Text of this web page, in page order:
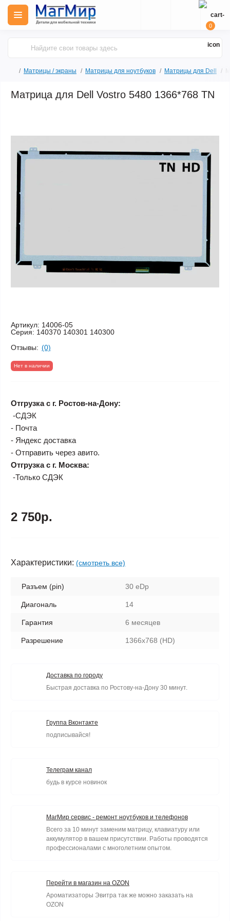
0
Матрицы / экраны Матрицы для ноутбуков Матрицы для Dell
Матрица для Dell Vostro 5480 1366*768 TN
Артикул: 14006-05
Серия: 140370 140301 140300
Отзывы: (0)
Нет в наличии
Отгрузка с г. Ростов-на-Дону:
-СДЭК
- Почта
- Яндекс доставка
- Отправить через авито.
Отгрузка с г. Москва:
-Только СДЭК
2 750р.
Характеристики: (смотреть все)
Разъем (pin) 30 eDp
Диагональ 14
Гарантия 6 месяцев
Разрешение 1366x768 (HD)
Доставка по городу
Быстрая доставка по Ростову-на-Дону 30 минут.
Группа Вконтакте
подписывайся!
Телеграм канал
будь в курсе новинок
МагМир сервис - ремонт ноутбуков и телефонов
Всего за 10 минут заменим матрицу, клавиатуру или
аккумулятор в вашем присутствии. Работы проводятся
профессионалами с многолетним опытом.
Перейти в магазин на OZON
Ароматизаторы Эвитра так же можно заказать на
OZON